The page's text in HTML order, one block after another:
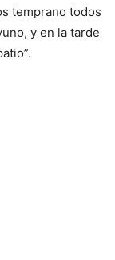
temprano todos
y en la tarde